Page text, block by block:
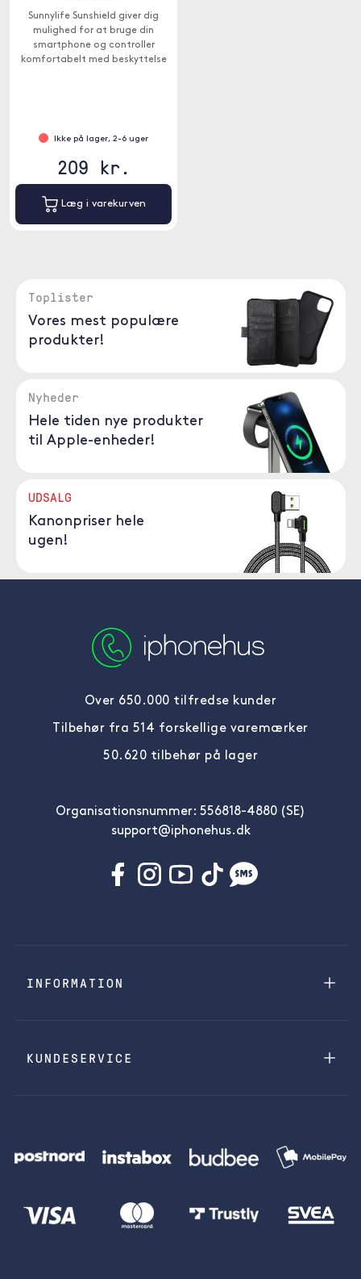
Sunnylife Sunshield giver dig
mulighed for at bruge din
smartphone og controller
komfortabelt med beskyttelse
Ikke på lager, 2-6 uger
209 kr.
Læg i varekurven
Toplister
Vores mest populære
produkter!
Nyheder
Hele tiden nye produkter
til Apple-enheder!
UDSALG
Kanonpriser hele
ugen!
Over 650.000 tilfredse kunder
Tilbehør fra 514 forskellige varemærker
50.620 tilbehør på lager
Organisationsnummer: 556818-4880 (SE)
support@iphonehus.dk
INFORMATION
KUNDESERVICE